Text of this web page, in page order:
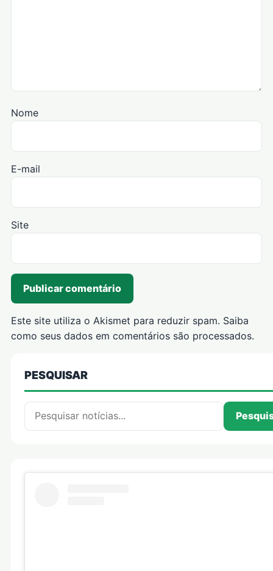
Nome
E-mail
Site
Este site utiliza o Akismet para reduzir spam. Saiba
como seus dados em comentários são processados.
PESQUISAR
Pesquisar por: